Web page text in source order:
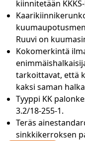
kiinnitetään
Ruuvi on
Kokomerkintä
tarkoittavat, että
kaksi saman
Tyyppi KK
3.2/18-255-1.
Teräs
sinkkikerroksen